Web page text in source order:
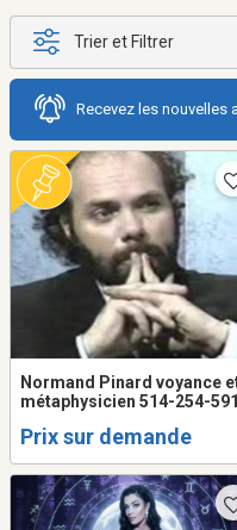
Trier et Filtrer
Recevez les nouvelles
Normand Pinard voyance
métaphysicien 514-254-
Prix sur demande